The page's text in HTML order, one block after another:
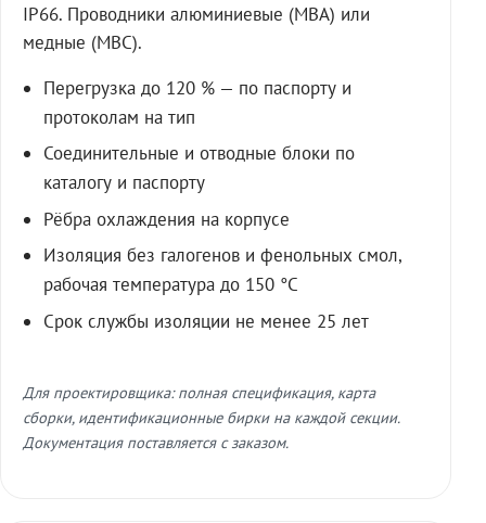
IP66. Проводники алюминиевые (МВА) или
медные (МВС).
Перегрузка до 120 % — по паспорту и
протоколам на тип
Соединительные и отводные блоки по
каталогу и паспорту
Рёбра охлаждения на корпусе
Изоляция без галогенов и фенольных смол,
рабочая температура до 150 °C
Срок службы изоляции не менее 25 лет
Для проектировщика: полная спецификация, карта
сборки, идентификационные бирки на каждой секции.
Документация поставляется с заказом.